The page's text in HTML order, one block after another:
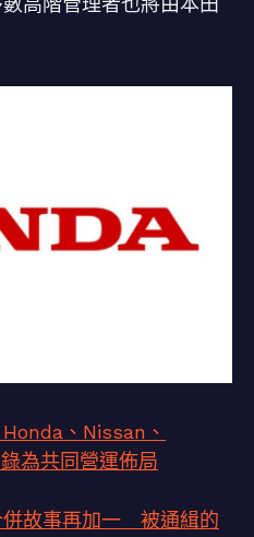
、Nissan、
為共同營運佈局
併故事再加一 被通緝的